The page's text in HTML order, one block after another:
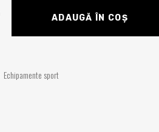
ADAUGĂ ÎN COȘ
Echipamente sport